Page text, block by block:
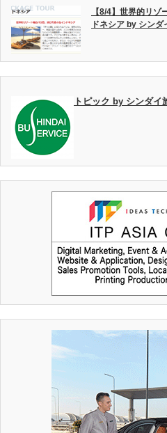
【8/4】世界的リ
ドネシア by シンダ
トピック by シンダ